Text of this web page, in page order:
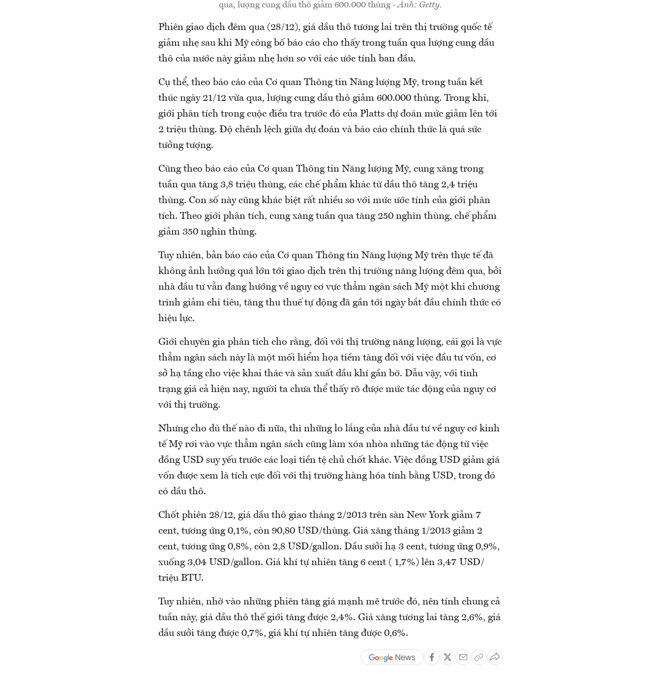
qua, lượng cung dầu thô giảm 600.000 thùng -Ảnh: Getty.
Phiên giao dịch đêm qua (28/12), giá dầu thô tương lai trên thị trường quốc tế
giảm nhẹ sau khi Mỹ công bố báo cáo cho thấy trong tuần qua lượng cung dầu
thô của nước này giảm nhẹ hơn so với các ước tính ban đầu.
Cụ thể, theo báo cáo của Cơ quan Thông tin Năng lượng Mỹ, trong tuần kết
thúc ngày 21/12 vừa qua, lượng cung dầu thô giảm 600.000 thùng. Trong khi,
giới phân tích trong cuộc điều tra trước đó của Platts dự đoán mức giảm lên tới
2 triệu thùng. Độ chênh lệch giữa dự đoán và báo cáo chính thức là quá sức
tưởng tượng.
Cũng theo báo cáo của Cơ quan Thông tin Năng lượng Mỹ, cung xăng trong
tuần qua tăng 3,8 triệu thùng, các chế phẩm khác từ dầu thô tăng 2,4 triệu
thùng. Con số này cũng khác biệt rất nhiều so với mức ước tính của giới phân
tích. Theo giới phân tích, cung xăng tuần qua tăng 250 nghìn thùng, chế phẩm
giảm 350 nghìn thùng.
Tuy nhiên, bản báo cáo của Cơ quan Thông tin Năng lượng Mỹ trên thực tế đã
không ảnh hưởng quá lớn tới giao dịch trên thị trường năng lượng đêm qua, bởi
nhà đầu tư vẫn đang hướng về nguy cơ vực thẳm ngân sách Mỹ một khi chương
trình giảm chi tiêu, tăng thu thuế tự động đã gần tới ngày bắt đầu chính thức có
hiệu lực.
Giới chuyên gia phân tích cho rằng, đối với thị trường năng lượng, cái gọi là vực
thẳm ngân sách này là một mối hiểm họa tiềm tàng đối với việc đầu tư vốn, cơ
sở hạ tầng cho việc khai thác và sản xuất dầu khí gần bờ. Dẫu vậy, với tình
trạng giá cả hiện nay, người ta chưa thể thấy rõ được mức tác động của nguy cơ
với thị trường.
Nhưng cho dù thế nào đi nữa, thì những lo lắng của nhà đầu tư về nguy cơ kinh
tế Mỹ rơi vào vực thẳm ngân sách cũng làm xóa nhòa những tác động từ việc
đồng USD suy yếu trước các loại tiền tệ chủ chốt khác. Việc đồng USD giảm giá
vốn được xem là tích cực đối với thị trường hàng hóa tính bằng USD, trong đó
có dầu thô.
Chốt phiên 28/12, giá dầu thô giao tháng 2/2013 trên sàn New York giảm 7
cent, tương ứng 0,1%, còn 90,80 USD/thùng. Giá xăng tháng 1/2013 giảm 2
cent, tương ứng 0,8%, còn 2,8 USD/gallon. Dầu sưởi hạ 3 cent, tương ứng 0,9%,
xuống 3,04 USD/gallon. Giá khí tự nhiên tăng 6 cent ( 1,7%) lên 3,47 USD/
triệu BTU.
Tuy nhiên, nhờ vào những phiên tăng giá mạnh mẽ trước đó, nên tính chung cả
tuần này, giá dầu thô thế giới tăng được 2,4%. Giá xăng tương lai tăng 2,6%, giá
dầu sưởi tăng được 0,7%, giá khí tự nhiên tăng được 0,6%.